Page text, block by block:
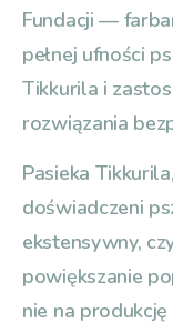
Fundacji —
pełnej ufności
Tikkurila i
rozwiązania
Pasieka
doświadczeni
ekstensywny,
powiększanie
nie na